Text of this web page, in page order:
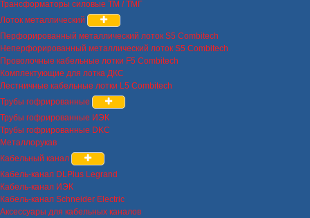
Трансформаторы силовые ТМ / ТМГ
Лоток металлический
Перфорированный металлический лоток S5 Combitech
Неперфорированный металлический лоток S5 Combitech
Проволочные кабельные лотки F5 Combitech
Комплектующие для лотка ДКС
Лестничные кабельные лотки L5 Combitech
Трубы гофрированные
Трубы гофрированные ИЭК
Трубы гофрированные DKC
Металлорукав
Кабельный канал
Кабель-канал DLPlus Legrand
Кабель-канал ИЭК
Кабель-канал Schneider Electric
Аксессуары для кабельных каналов